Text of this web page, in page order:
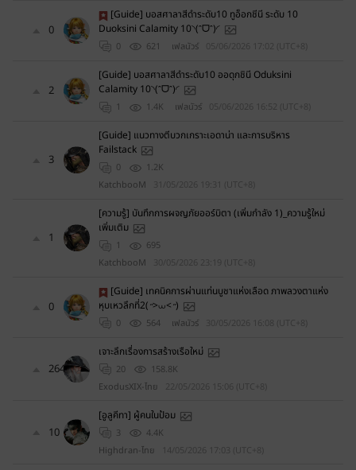
0
[Guide] บอสศาลาสีดำระดับ10 ทูอ็อกชีนี ระดับ 10
Duoksini Calamity 10◝(ᵔᗜᵔ)◜
0 621 เฟลนัวร์ 05/06/2026 17:02 (UTC+8)
2
[Guide] บอสศาลาสีดำระดับ10 ออดุกชินี Oduksini
Calamity 10◝(ᵔᗜᵔ)◜
1 1.4K เฟลนัวร์ 05/06/2026 16:52 (UTC+8)
3
[Guide] แนวทางตีบวกเกราะเอดาน่า และการบริหาร
Failstack
0
1.2K
KatchbooM
31/05/2026 19:31 (UTC+8)
1
[ความรู้] บันทึกการผจญภัยออร์บิตา (เพิ่มกำลัง 1)_ความรู้ใหม่
เพิ่มเติม
1
695
KatchbooM
30/05/2026 23:19 (UTC+8)
0
[Guide] เทคนิคการผ่านแท่นบูชาแห่งเลือด ภาพลวงตาแห่ง
หุบเหวลึกที่2(˶>⩊<˶)
0 564 เฟลนัวร์ 30/05/2026 16:08 (UTC+8)
264
เจาะลึกเรื่องการสร้างเรือใหม่
20
158.8K
ExodusXIX-ไทย
22/05/2026 15:06 (UTC+8)
10
[อูลูคีทา] ผู้คนในป้อม
3
4.4K
Highdran-ไทย
14/05/2026 17:03 (UTC+8)